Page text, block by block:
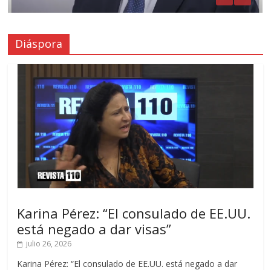
Diáspora
Karina Pérez: “El consulado de EE.UU.
está negado a dar visas”
julio 26, 2026
Karina Pérez: “El consulado de EE.UU. está negado a dar